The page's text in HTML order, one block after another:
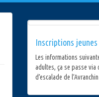
Inscriptions
Les informations
adultes, ça se passe via
d’escalade de